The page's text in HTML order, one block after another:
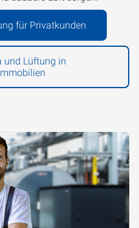
für Privatkunden
und Lüftung in